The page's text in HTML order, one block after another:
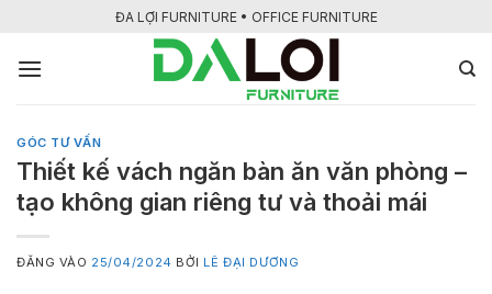
nội
ĐA LỢI FURNITURE • OFFICE FURNITURE
GÓC TƯ VẤN
Thiết kế vách ngăn bàn ăn văn phòng –
tạo không gian riêng tư và thoải mái
ĐĂNG VÀO 25/04/2024 BỞI LÊ ĐẠI DƯƠNG